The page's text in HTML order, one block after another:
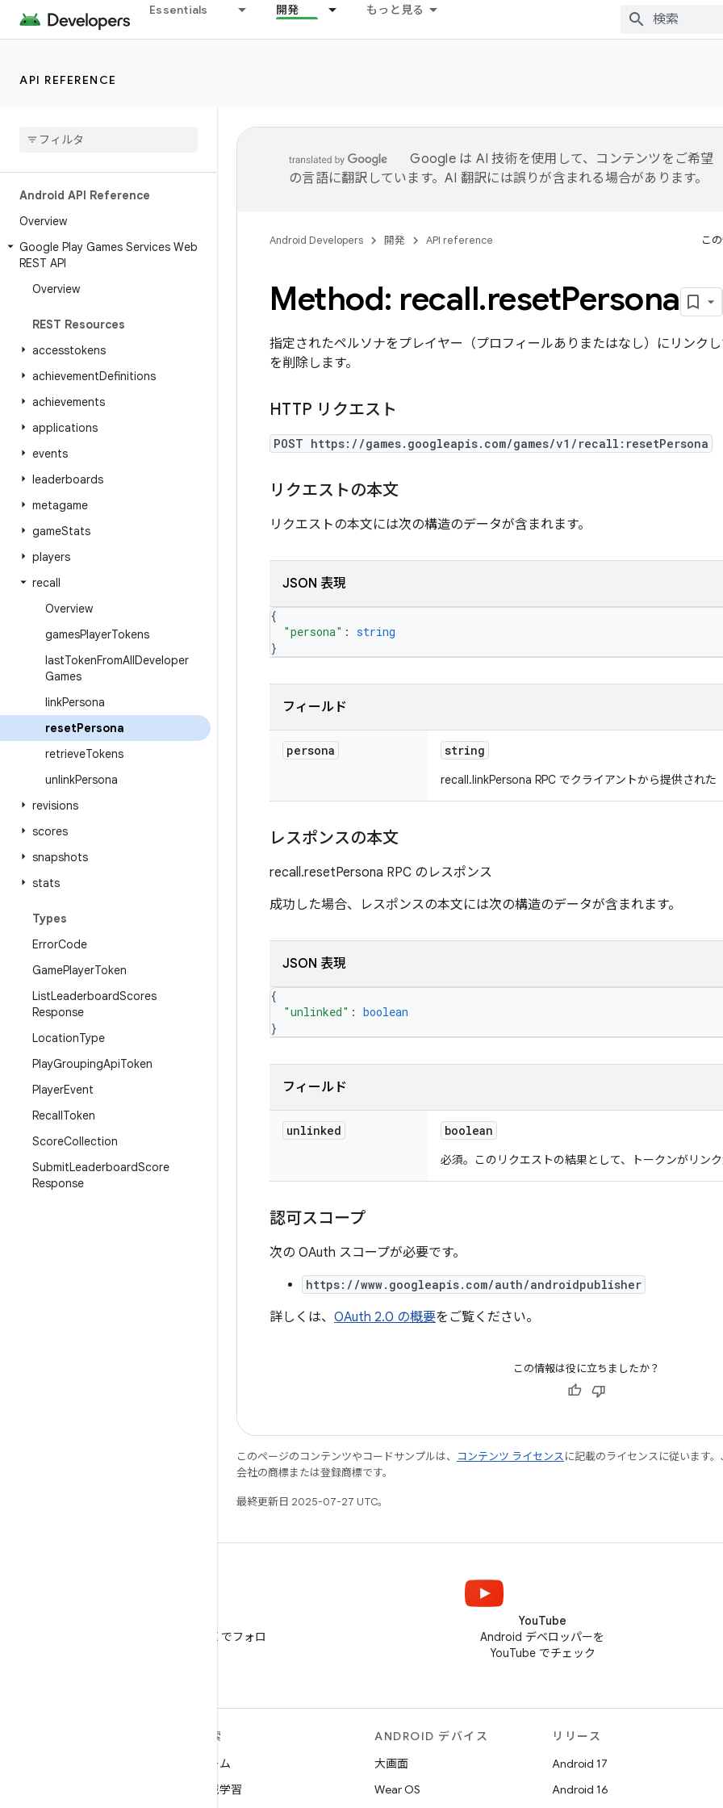
Essentials 開発 もっと見る
API REFERENCE
Android API Reference
Overview
Google Play Games Services Web
REST API
Overview
REST Resources
accesstokens
achievementDefinitions
achievements
applications
events
leaderboards
metagame
gameStats
players
recall
Overview
gamesPlayerTokens
lastTokenFromAllDeveloper
Games
linkPersona
resetPersona
retrieveTokens
unlinkPersona
revisions
scores
snapshots
stats
Types
ErrorCode
GamePlayerToken
ListLeaderboardScores
Response
LocationType
PlayGroupingApiToken
PlayerEvent
RecallToken
ScoreCollection
SubmitLeaderboardScore
Response
Google は AI 技術を使用して、コンテンツをご希望
の言語に翻訳しています。AI 翻訳には誤りが含まれる場合があります。
Android Developers 開発 API reference こ
Method: recall.resetPersona
指定されたペルソナをプレイヤー（プロフィールありまたはなし）にリンクし
を削除します。
HTTP リクエスト
POST https://games.googleapis.com/games/v1/recall:resetPersona
リクエストの本文
リクエストの本文には次の構造のデータが含まれます。
JSON 表現
{
"persona" : string
}
フィールド
persona string
recall.linkPersona RPC でクライアントから提供された
レスポンスの本文
recall.resetPersona RPC のレスポンス
成功した場合、レスポンスの本文には次の構造のデータが含まれます。
JSON 表現
{
"unlinked" : boolean
}
フィールド
unlinked boolean
必須。このリクエストの結果として、トークンがリンク
認可スコープ
次の OAuth スコープが必要です。
https://www.googleapis.com/auth/androidpublisher
詳しくは、 OAuth 2.0 の概要をご覧ください。
この情報は役に立ちましたか？
このページのコンテンツやコードサンプルは、 コンテンツ ライセンスに記載のライセンスに従います
会社の商標または登録商標です。
最終更新日 2025-07-27 UTC。
@AndroidDev を X でフォロ
YouTube
Android デベロッパーを
YouTube でチェック
探索
ゲーム
機械学習
ANDROID デバイス
大画面
Wear OS
リリース
Android 17
Android 16